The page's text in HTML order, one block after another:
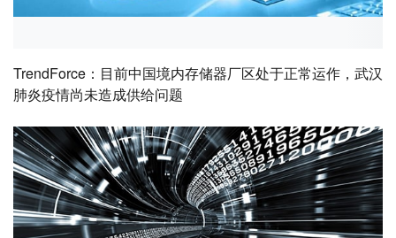
TrendForce：目前中国境内存储器厂区处于正常运作，武汉
肺炎疫情尚未造成供给问题